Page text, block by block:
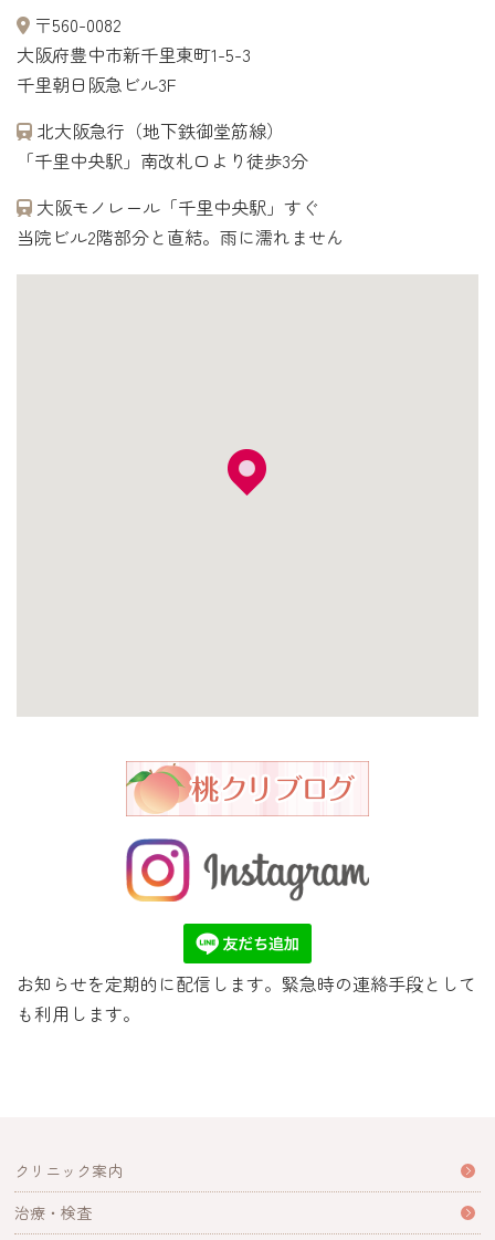
〒560-0082
大阪府豊中市新千里東町1-5-3
千里朝日阪急ビル3F
北大阪急行（地下鉄御堂筋線）
「千里中央駅」南改札口より徒歩3分
大阪モノレール「千里中央駅」すぐ
当院ビル2階部分と直結。雨に濡れません
お知らせを定期的に配信します。緊急時の連絡手段として
も利用します。
クリニック案内
治療・検査